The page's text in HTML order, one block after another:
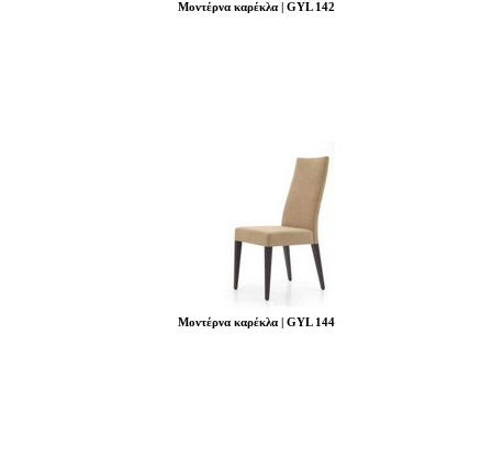
Μοντέρνα καρέκλα | GYL 142
Μοντέρνα καρέκλα | GYL 144